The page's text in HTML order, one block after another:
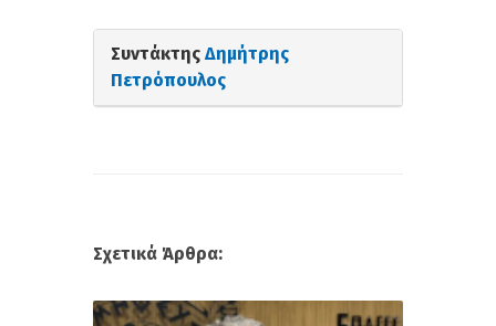
Συντάκτης Δημήτρης
Πετρόπουλος
Σχετικά Άρθρα: